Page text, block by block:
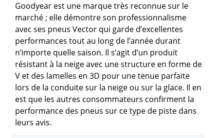
Goodyear est une marque très reconnue sur le
marché ; elle démontre son professionnalisme
avec ses pneus Vector qui garde d’excellentes
performances tout au long de l’année durant
n’importe quelle saison. Il s’agit d’un produit
résistant à la neige avec une structure en forme de
V et des lamelles en 3D pour une tenue parfaite
lors de la conduite sur la neige ou sur la glace. Il en
est que les autres consommateurs confirment la
performance des pneus sur ce type de piste dans
leurs avis.